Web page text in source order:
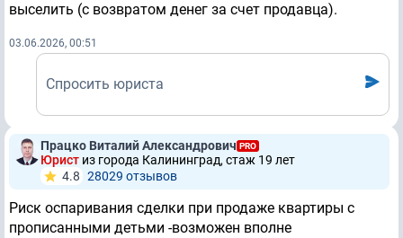
выселить (с возвратом денег за счет продавца).
03.06.2026, 00:51
Спросить юриста
Працко Виталий Александрович PRO
Юрист из города Калининград, стаж 19 лет
4.8 28029 отзывов
Риск оспаривания сделки при продаже квартиры с
прописанными детьми -возможен вполне